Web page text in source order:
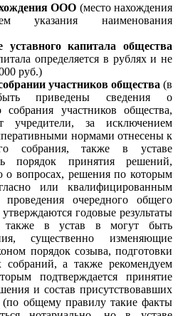
ООО (место нахождения
указания наименования
уставного капитала общества
определяется в рублях и не
руб.)
участников общества (в
приведены сведения о
участников общества,
учредители, за исключением
нормами отнесены к
собрания, также в уставе
порядок принятия решений,
вопросах, решения по которым
или квалифицированным
очередного общего
годовые результаты
также в устав в могут быть
существенно изменяющие
порядок созыва, подготовки
а также рекомендуем
подтверждается принятие
и состав присутствовавших
(по общему правилу такие факты